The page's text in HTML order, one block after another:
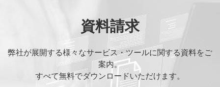
資料請求
弊社が展開する様々なサービス・ツールに関する資料をご
案内。
すべて無料でダウンロードいただけます。